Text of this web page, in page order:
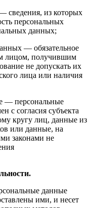
сведения, из которых
персональных
данных;
— обязательное
лицом, получившим
не допускать их
лица или наличия
— персональные
с согласия субъекта
кругу лиц, данные из
или данные, на
законами не
данные
ими, и несет